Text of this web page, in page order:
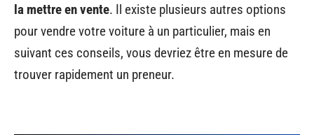
la mettre en vente. Il existe plusieurs autres options
pour vendre votre voiture à un particulier, mais en
suivant ces conseils, vous devriez être en mesure de
trouver rapidement un preneur.